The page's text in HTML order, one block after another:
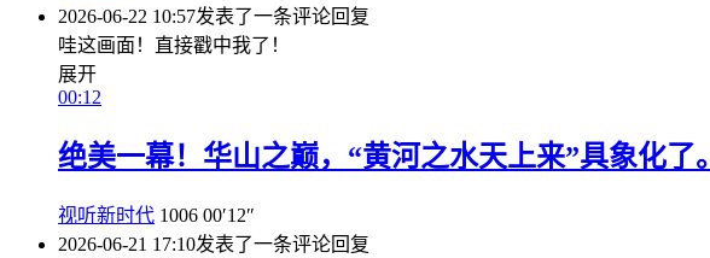
2026-06-22 10:57发表了一条评论回复
哇这画面！直接戳中我了！
展开
00:12
绝美一幕！华山之巅，“黄河之水天上来”具象化了。
视听新时代 1006 00′12″
2026-06-21 17:10发表了一条评论回复